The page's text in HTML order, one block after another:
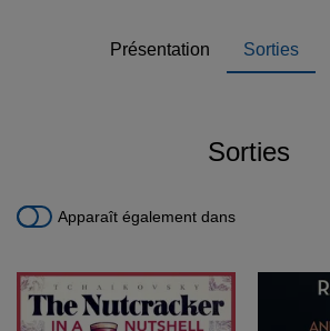
Présentation Sorties
Sorties
Apparaît également dans